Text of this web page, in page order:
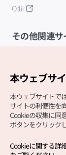
Odii
その他関連サ
Copyright (c)
本ウェブサ
本ウェブサイトでは
サイトの利便性を
Cookieの収集に同
ボタンをクリック
Cookieに関する詳